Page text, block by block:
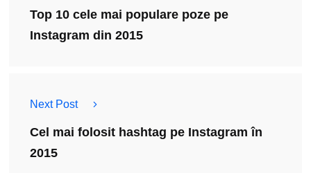
Top 10 cele mai populare poze pe
Instagram din 2015
Next Post
Cel mai folosit hashtag pe Instagram în
2015